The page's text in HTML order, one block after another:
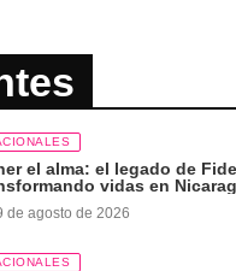
el alma: el legado de
vidas en
de agosto de 2026